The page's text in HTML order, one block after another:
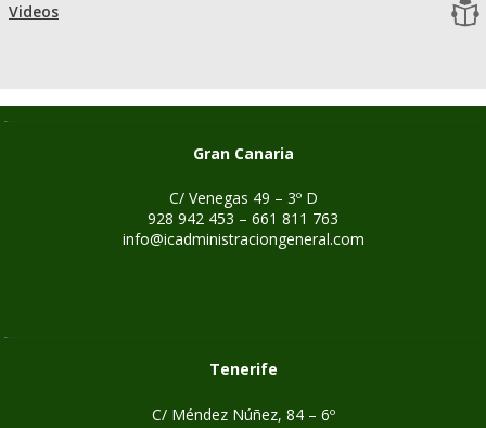
Videos
Gran Canaria
C/ Venegas 49 – 3º D
928 942 453 – 661 811 763
info@icadministraciongeneral.com
Tenerife
C/ Méndez Núñez, 84 – 6º